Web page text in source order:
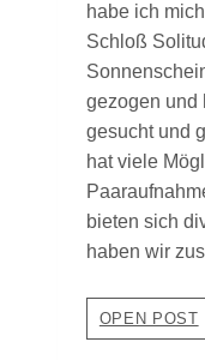
habe ich
Schloß
gezogen und
gesucht und
hat viele
bieten sich
haben wir
OPEN POST